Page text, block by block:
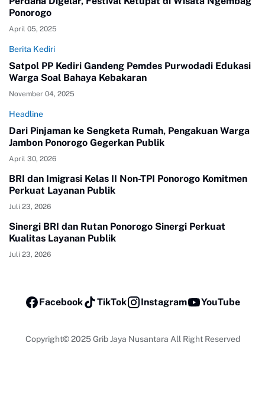
Ponorogo
April 05, 2025
Berita Kediri
Satpol PP Kediri Gandeng Pemdes Purwodadi Edukasi
Warga Soal Bahaya Kebakaran
November 04, 2025
Headline
Dari Pinjaman ke Sengketa Rumah, Pengakuan Warga
Jambon Ponorogo Gegerkan Publik
April 30, 2026
BRI dan Imigrasi Kelas II Non-TPI Ponorogo Komitmen
Perkuat Layanan Publik
Juli 23, 2026
Sinergi BRI dan Rutan Ponorogo Sinergi Perkuat
Kualitas Layanan Publik
Juli 23, 2026
Facebook TikTok Instagram YouTube
Copyright© 2025Grib Jaya Nusantara All Right Reserved